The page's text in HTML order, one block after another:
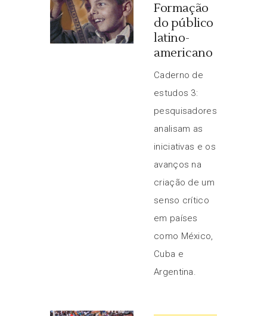
Formação
do público
latino-
americano
Caderno de
estudos 3:
pesquisadores
analisam as
iniciativas e os
avanços na
criação de um
senso crítico
em países
como México,
Cuba e
Argentina.